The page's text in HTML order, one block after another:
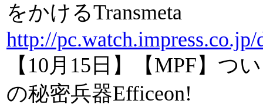
をかけるTransmeta
http://
【10月15日】【MPF】つ
の秘密兵器Efficeon!